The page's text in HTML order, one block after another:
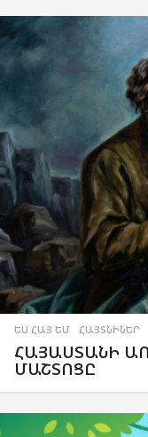
ԵՍ ՀԱՅ ԵՄ ,ՀԱՅՏՆԻՆԵՐ
ՀԱՅԱՍՏԱՆԻ
ՄԱՇՏՈՑԸ